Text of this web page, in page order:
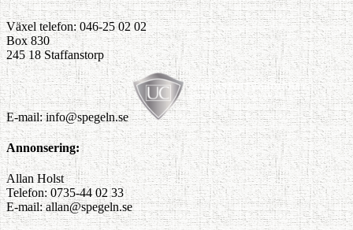
Växel telefon: 046-25 02 02
Box 830
245 18 Staffanstorp
E-mail: info@spegeln.se
Annonsering:
Allan Holst
Telefon: 0735-44 02 33
E-mail: allan@spegeln.se